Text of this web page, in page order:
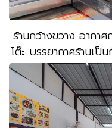
ร้านกว้างขวาง อากาศ
โต๊ะ บรรยากาศร้านเ